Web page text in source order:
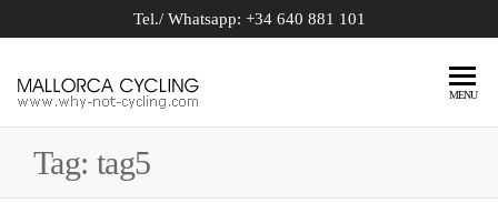
Tel./ Whatsapp: +34 640 881 101
RENTAL
MENU
Tag: tag5